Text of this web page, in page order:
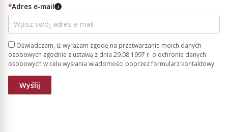
*Adres e-mail i
Oświadczam, iż wyrażam zgodę na przetwarzanie moich danych
osobowych zgodnie z ustawą z dnia 29.08.1997 r. o ochronie danych
osobowych w celu wysłania wiadomości poprzez formularz kontaktowy.